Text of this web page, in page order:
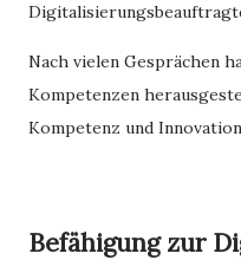
Nach vielen Gesprächen
Kompetenzen
Kompetenz und
Befähigung zur